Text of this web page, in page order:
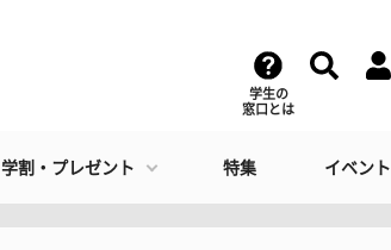
学生の
窓口とは
学割・プレゼント 特集 イベント